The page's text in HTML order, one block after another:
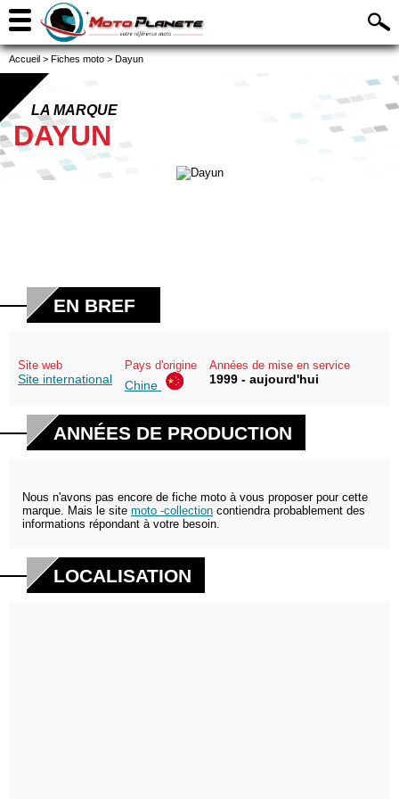
Accueil > Fiches moto > Dayun
LA MARQUE
DAYUN
EN BREF
Site web
Site international
Pays d'origine
Chine
Années de mise en service
1999 - aujourd'hui
ANNÉES DE PRODUCTION
Nous n'avons pas encore de fiche moto à vous proposer pour cette
marque. Mais le site moto -collection contiendra probablement des
informations répondant à votre besoin.
LOCALISATION